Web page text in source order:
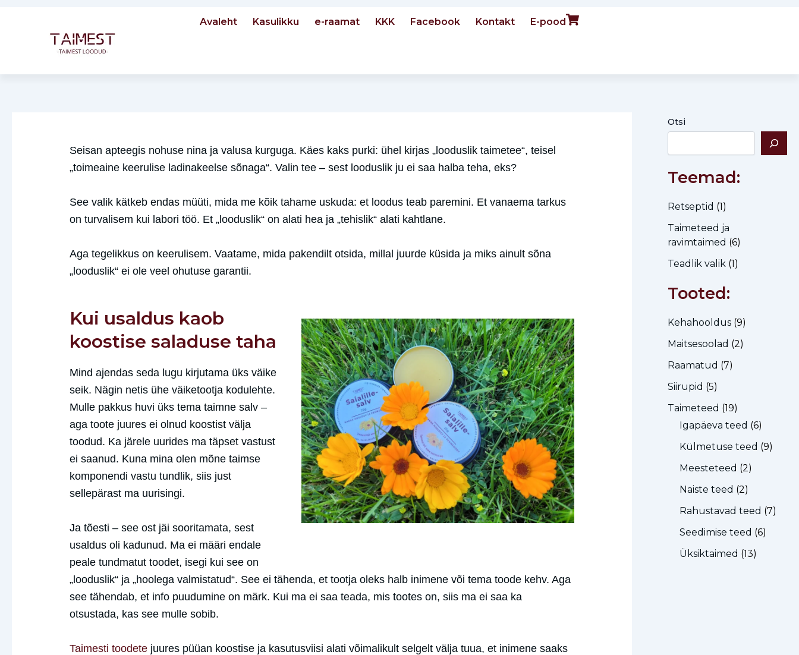
Avaleht Kasulikku e-raamat KKK Facebook Kontakt E-pood
Seisan apteegis nohuse nina ja valusa kurguga. Käes kaks purki: ühel kirjas „looduslik taimetee“, teisel
„toimeaine keerulise ladinakeelse sõnaga“. Valin tee – sest looduslik ju ei saa halba teha, eks?
See valik kätkeb endas müüti, mida me kõik tahame uskuda: et loodus teab paremini. Et vanaema tarkus
on turvalisem kui labori töö. Et „looduslik“ on alati hea ja „tehislik“ alati kahtlane.
Aga tegelikkus on keerulisem. Vaatame, mida pakendilt otsida, millal juurde küsida ja miks ainult sõna
„looduslik“ ei ole veel ohutuse garantii.
Kui usaldus kaob
koostise saladuse taha
Mind ajendas seda lugu kirjutama üks väike
seik. Nägin netis ühe väiketootja kodulehte.
Mulle pakkus huvi üks tema taimne salv –
aga toote juures ei olnud koostist välja
toodud. Ka järele uurides ma täpset vastust
ei saanud. Kuna mina olen mõne taimse
komponendi vastu tundlik, siis just
sellepärast ma uurisingi.
Ja tõesti – see ost jäi sooritamata, sest
usaldus oli kadunud. Ma ei määri endale
peale tundmatut toodet, isegi kui see on
„looduslik“ ja „hoolega valmistatud“. See ei tähenda, et tootja oleks halb inimene või tema toode kehv. Aga
see tähendab, et info puudumine on märk. Kui ma ei saa teada, mis tootes on, siis ma ei saa ka
otsustada, kas see mulle sobib.
Taimesti toodete juures püüan koostise ja kasutusviisi alati võimalikult selgelt välja tuua, et inimene saaks
Post
Otsi
Teemad:
Retseptid (1)
Taimeteed ja
ravimtaimed (6)
Teadlik valik (1)
Tooted:
Kehahooldus (9)
Maitsesoolad (2)
Raamatud (7)
Siirupid (5)
Taimeteed (19)
Igapäeva teed (6)
Külmetuse teed (9)
Meesteteed (2)
Naiste teed (2)
Rahustavad teed (7)
Seedimise teed (6)
Üksiktaimed (13)